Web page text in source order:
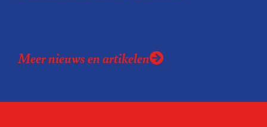
Meer nieuws en artikelen